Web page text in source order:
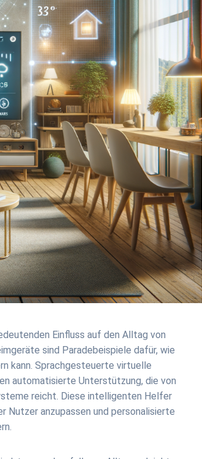
Einfluss auf den Alltag von
sind Paradebeispiele dafür, wie
kann. Sprachgesteuerte virtuelle
automatisierte Unterstützung, die von
reicht. Diese intelligenten Helfer
Nutzer anzupassen und personalisierte